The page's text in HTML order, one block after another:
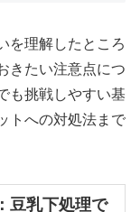
を理解したところ
きたい注意点につ
も挑戦しやすい基
トへの対処法まで
豆乳下処理で